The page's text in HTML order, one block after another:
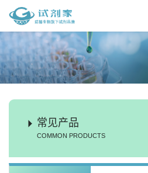
常见产品
COMMON PRODUCTS